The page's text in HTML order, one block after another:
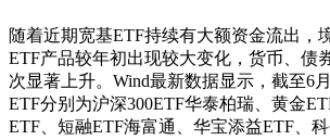
随着近期宽基ETF持续有大额资金流出，
ETF产品较年初出现较大变化，货币、债
次显著上升。Wind最新数据显示，截至6
ETF分别为沪深300ETF华泰柏瑞、黄金
ETF、短融ETF海富通、华宝添益ETF、